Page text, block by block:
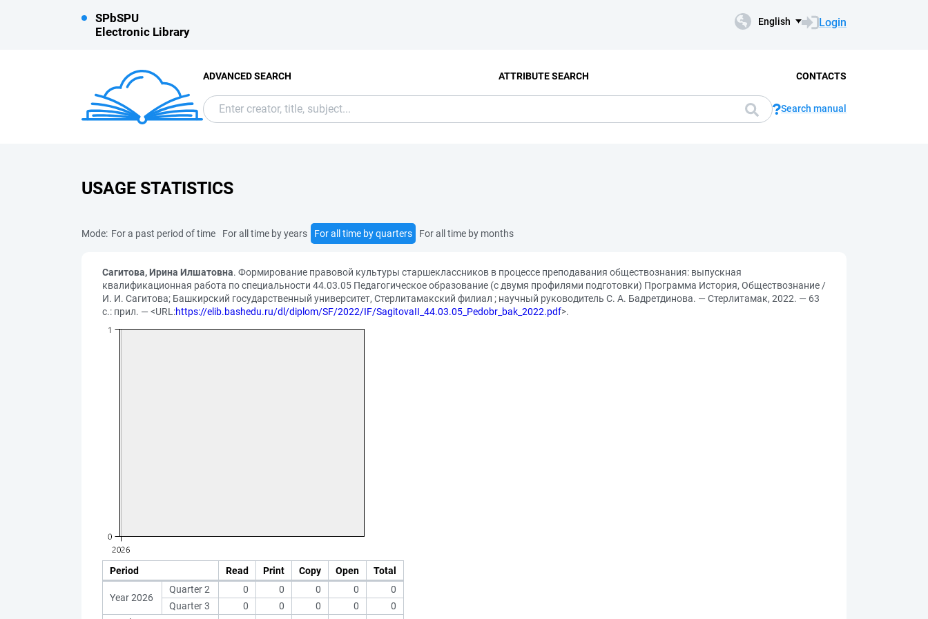
SPbSPU
Electronic Library
English Login
ADVANCED SEARCH ATTRIBUTE SEARCH CONTACTS
Search manual
USAGE STATISTICS
Mode: For a past period of time For all time by years For all time by quarters For all time by months
Сагитова, Ирина Илшатовна. Формирование правовой культуры старшеклассников в процессе преподавания обществознания: выпускная
квалификационная работа по специальности 44.03.05 Педагогическое образование (с двумя профилями подготовки) Программа История, Обществознание /
И. И. Сагитова; Башкирский государственный университет, Стерлитамакский филиал ; научный руководитель С. А. Бадретдинова. — Стерлитамак, 2022. — 63
с.: прил. — <URL:https://elib.bashedu.ru/dl/diplom/SF/2022/IF/SagitovaII_44.03.05_Pedobr_bak_2022.pdf>.
Period Read Print Copy Open Total
Year 2026
Quarter 2 0 0 0 0
0
Quarter 3
0 0 0 0
0